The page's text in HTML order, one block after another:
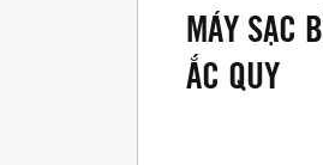
MÁY SẠC
ẮC QUY